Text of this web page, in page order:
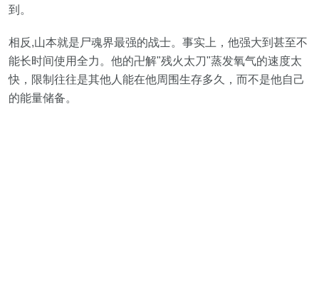
到。
相反,山本就是尸魂界最强的战士。事实上，他强大到甚至不
能长时间使用全力。他的卍解"残火太刀"蒸发氧气的速度太
快，限制往往是其他人能在他周围生存多久，而不是他自己
的能量储备。